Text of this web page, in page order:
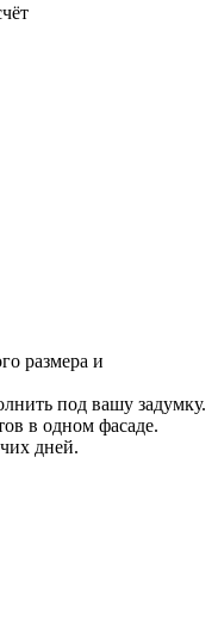
размера и
под вашу задумку.
в одном фасаде.
дней.